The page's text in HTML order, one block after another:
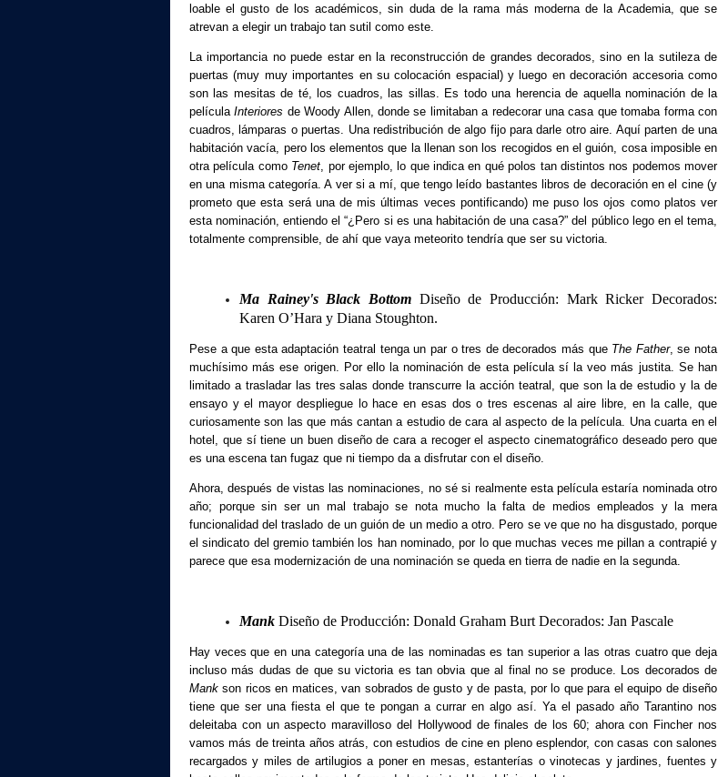
loable el gusto de los académicos, sin duda de la rama más moderna de la Academia, que se
atrevan a elegir un trabajo tan sutil como este.
La importancia no puede estar en la reconstrucción de grandes decorados, sino en la sutileza de
puertas (muy muy importantes en su colocación espacial) y luego en decoración accesoria como
son las mesitas de té, los cuadros, las sillas. Es todo una herencia de aquella nominación de la
películaInteriores de Woody Allen, donde se limitaban a redecorar una casa que tomaba forma con
cuadros, lámparas o puertas. Una redistribución de algo fijo para darle otro aire. Aquí parten de una
habitación vacía, pero los elementos que la llenan son los recogidos en el guión, cosa imposible en
otra película comoTenet , por ejemplo, lo que indica en qué polos tan distintos nos podemos mover
en una misma categoría. A ver si a mí, que tengo leído bastantes libros de decoración en el cine (y
prometo que esta será una de mis últimas veces pontificando) me puso los ojos como platos ver
esta nominación, entiendo el “¿Pero si es una habitación de una casa?” del público lego en el tema,
totalmente comprensible, de ahí que vaya meteorito tendría que ser su victoria.
Ma Rainey's Black Bottom Diseño de Producción: Mark Ricker Decorados:
Karen O’Hara y Diana Stoughton.
Pese a que esta adaptación teatral tenga un par o tres de decorados más que The Father, se nota
muchísimo más ese origen. Por ello la nominación de esta película sí la veo más justita. Se han
limitado a trasladar las tres salas donde transcurre la acción teatral, que son la de estudio y la de
ensayo y el mayor despliegue lo hace en esas dos o tres escenas al aire libre, en la calle, que
curiosamente son las que más cantan a estudio de cara al aspecto de la película. Una cuarta en el
hotel, que sí tiene un buen diseño de cara a recoger el aspecto cinematográfico deseado pero que
es una escena tan fugaz que ni tiempo da a disfrutar con el diseño.
Ahora, después de vistas las nominaciones, no sé si realmente esta película estaría nominada otro
año; porque sin ser un mal trabajo se nota mucho la falta de medios empleados y la mera
funcionalidad del traslado de un guión de un medio a otro. Pero se ve que no ha disgustado, porque
el sindicato del gremio también los han nominado, por lo que muchas veces me pillan a contrapié y
parece que esa modernización de una nominación se queda en tierra de nadie en la segunda.
Mank Diseño de Producción: Donald Graham Burt Decorados: Jan Pascale
Hay veces que en una categoría una de las nominadas es tan superior a las otras cuatro que deja
incluso más dudas de que su victoria es tan obvia que al final no se produce. Los decorados de
Mank son ricos en matices, van sobrados de gusto y de pasta, por lo que para el equipo de diseño
tiene que ser una fiesta el que te pongan a currar en algo así. Ya el pasado año Tarantino nos
deleitaba con un aspecto maravilloso del Hollywood de finales de los 60; ahora con Fincher nos
vamos más de treinta años atrás, con estudios de cine en pleno esplendor, con casas con salones
recargados y miles de artilugios a poner en mesas, estanterías o vinotecas y jardines, fuentes y